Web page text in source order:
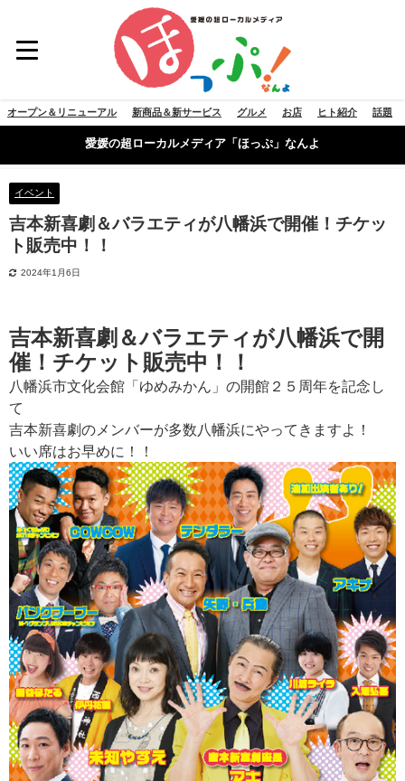
オープン＆リニューアル 新商品＆新サービス グルメ お店 ヒト紹介 話題
愛媛の超ローカルメディア「ほっぷ」なんよ
イベント
吉本新喜劇＆バラエティが八幡浜で開催！チケッ
ト販売中！！
2024年1月6日
吉本新喜劇＆バラエティが八幡浜で開
催！チケット販売中！！
八幡浜市文化会館「ゆめみかん」の開館２５周年を記念し
て
吉本新喜劇のメンバーが多数八幡浜にやってきますよ！
いい席はお早めに！！